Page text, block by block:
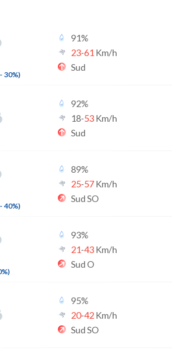
- 30%)
91%
23-61 Km/h
Sud
92%
18-53 Km/h
Sud
- 40%)
89%
25-57 Km/h
Sud SO
%)
93%
21-43 Km/h
Sud O
95%
20-42 Km/h
Sud SO